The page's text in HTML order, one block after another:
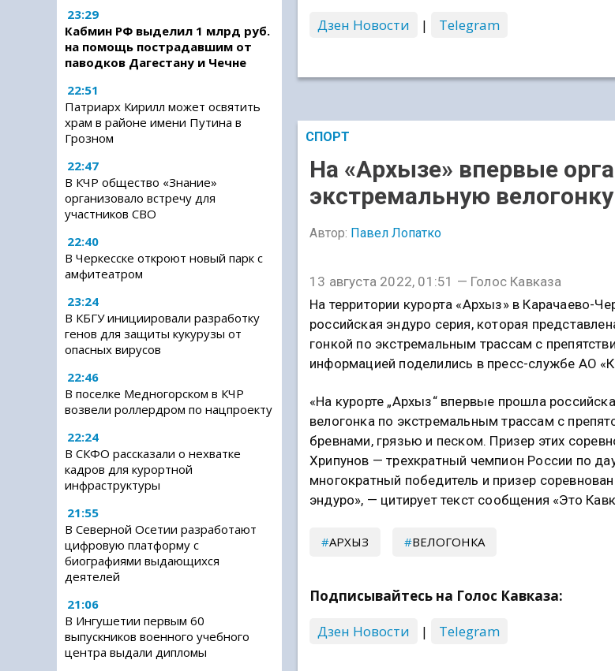
23:29
Кабмин РФ выделил 1 млрд руб.
на помощь пострадавшим от
паводков Дагестану и Чечне
22:51
Патриарх Кирилл может освятить
храм в районе имени Путина в
Грозном
22:47
В КЧР общество «Знание»
организовало встречу для
участников СВО
22:40
В Черкесске откроют новый парк с
амфитеатром
23:24
В КБГУ инициировали разработку
генов для защиты кукурузы от
опасных вирусов
22:46
В поселке Медногорском в КЧР
возвели роллердром по нацпроекту
22:24
В СКФО рассказали о нехватке
кадров для курортной
инфраструктуры
21:55
В Северной Осетии разработают
цифровую платформу с
биографиями выдающихся
деятелей
21:06
В Ингушетии первым 60
выпускников военного учебного
центра выдали дипломы
Дзен Новости
| Telegram
СПОРТ
На «Архызе» впервые
экстремальную велогонку
Автор: Павел Лопатко
13 августа 2022, 01:51 — Голос Кавказа
На территории курорта «Архыз» в Карачаево-
российская эндуро серия, которая
гонкой по экстремальным трассам с
информацией поделились в пресс-службе АО
«На курорте „Архыз“ впервые прошла
велогонка по экстремальным трассам с
бревнами, грязью и песком. Призер этих
Хрипунов — трехкратный чемпион России по
многократный победитель и призер
эндуро», — цитирует текст сообщения «Это
АРХЫЗ ВЕЛОГОНКА
Подписывайтесь на Голос Кавказа:
Дзен Новости
| Telegram